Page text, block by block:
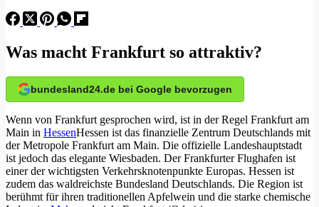
Was macht Frankfurt so attraktiv?
bundesland24.de bei Google bevorzugen
Wenn von Frankfurt gesprochen wird, ist in der Regel Frankfurt am
Main in HessenHessen ist das finanzielle Zentrum Deutschlands mit
der Metropole Frankfurt am Main. Die offizielle Landeshauptstadt
ist jedoch das elegante Wiesbaden. Der Frankfurter Flughafen ist
einer der wichtigsten Verkehrsknotenpunkte Europas. Hessen ist
zudem das waldreichste Bundesland Deutschlands. Die Region ist
berühmt für ihren traditionellen Apfelwein und die starke chemische